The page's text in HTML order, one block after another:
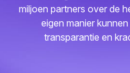
miljoen partners over de
eigen manier
transparantie en